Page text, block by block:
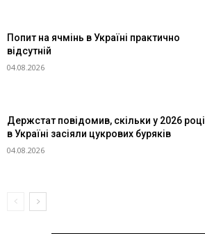
Попит на ячмінь в Україні практично
відсутній
04.08.2026
Держстат повідомив, скільки у 2026 році
в Україні засіяли цукрових буряків
04.08.2026